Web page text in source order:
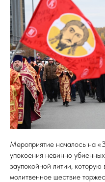
Мероприятие началось на
упокоения невинно
заупокойной литии, которую
молитвенное шествие